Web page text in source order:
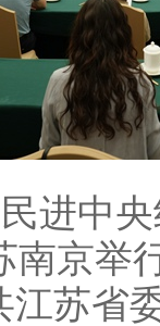
中央
南京举
江苏省